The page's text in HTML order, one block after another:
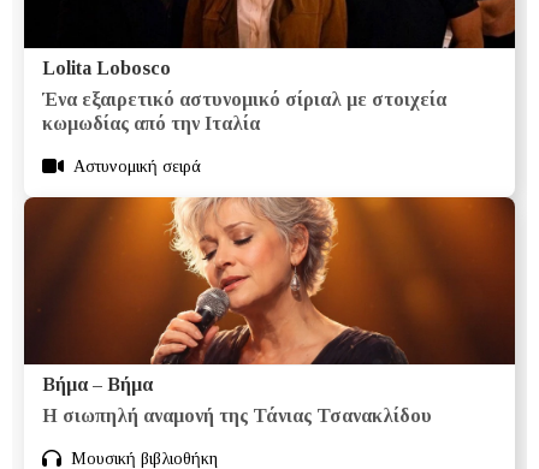
Lolita Lobosco
Ένα εξαιρετικό αστυνομικό σίριαλ με στοιχεία
κωμωδίας από την Ιταλία
Αστυνομική σειρά
Βήμα – Βήμα
Η σιωπηλή αναμονή της Τάνιας Τσανακλίδου
Μουσική βιβλιοθήκη